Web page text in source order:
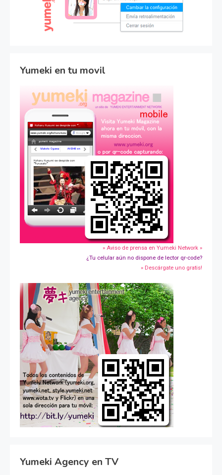
Yumeki en tu movil
» Aviso de prensa en Yumeki Network »
¿Tu celular aún no dispone de lector qr-code?
» Descárgate uno gratis!
Yumeki Agency en TV